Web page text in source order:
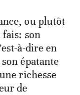
ou plutôt
fais: son
à-dire en
épatante
richesse
de